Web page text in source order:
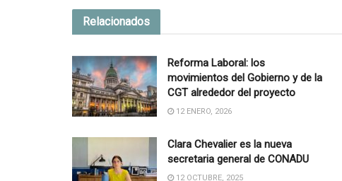
Relacionados
Reforma Laboral: los
movimientos del Gobierno y de la
CGT alrededor del proyecto
12 ENERO, 2026
Clara Chevalier es la nueva
secretaria general de CONADU
12 OCTUBRE, 2025